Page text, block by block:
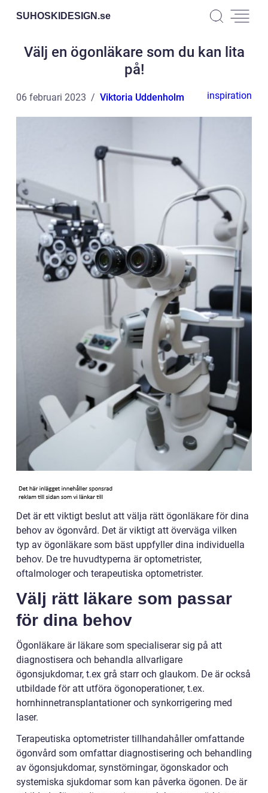
SUHOSKIDESIGN.se
Välj en ögonläkare som du kan lita
på!
06 februari 2023 Viktoria Uddenholm inspiration
Det är ett viktigt beslut att välja rätt ögonläkare för dina
behov av ögonvård. Det är viktigt att överväga vilken
typ av ögonläkare som bäst uppfyller dina individuella
behov. De tre huvudtyperna är optometrister,
oftalmologer och terapeutiska optometrister.
Välj rätt läkare som passar
för dina behov
Ögonläkare är läkare som specialiserar sig på att
diagnostisera och behandla allvarligare
ögonsjukdomar, t.ex grå starr och glaukom. De är också
utbildade för att utföra ögonoperationer, t.ex.
hornhinnetransplantationer och synkorrigering med
laser.
Terapeutiska optometrister tillhandahåller omfattande
ögonvård som omfattar diagnostisering och behandling
av ögonsjukdomar, synstörningar, ögonskador och
systemiska sjukdomar som kan påverka ögonen. De är